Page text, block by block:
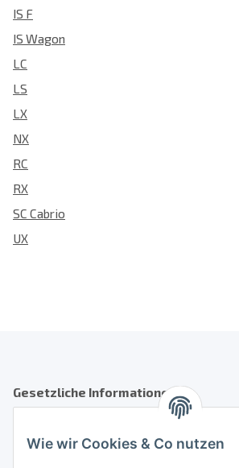
IS F
IS Wagon
LC
LS
LX
NX
RC
RX
SC Cabrio
UX
Gesetzliche Informationen
Wie wir Cookies & Co nutzen